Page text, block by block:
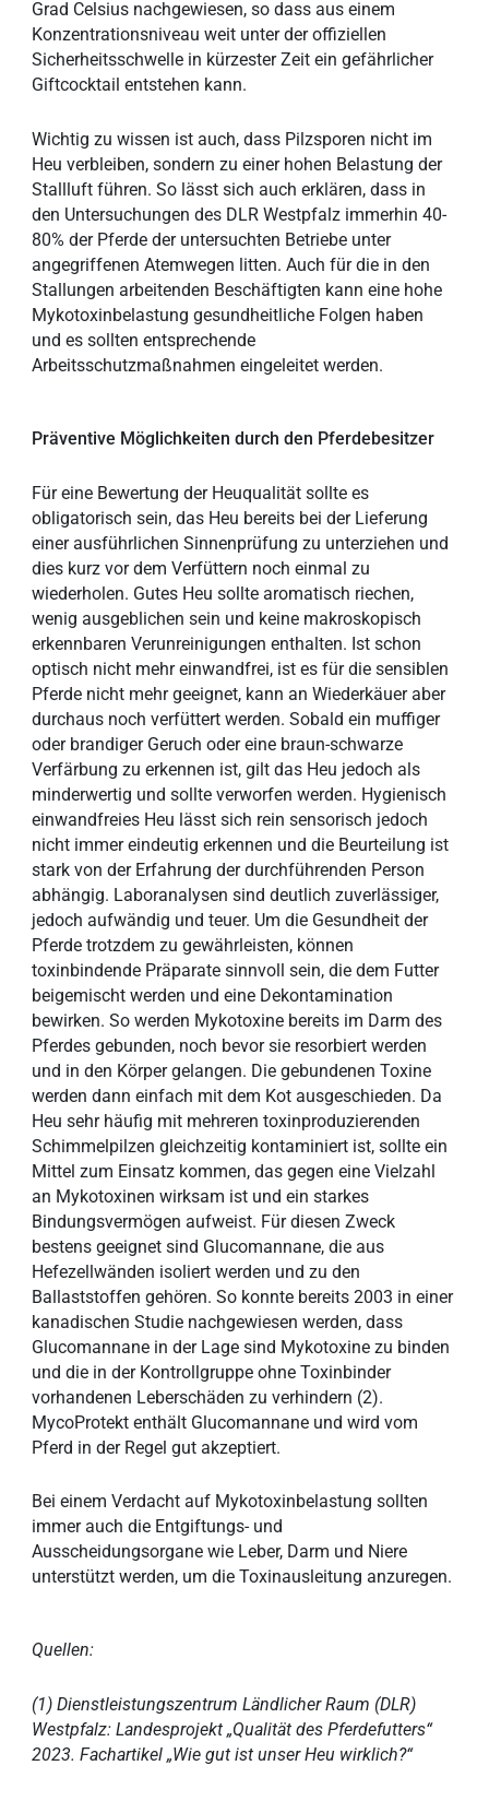
Grad Celsius nachgewiesen, so dass aus einem
Konzentrationsniveau weit unter der offiziellen
Sicherheitsschwelle in kürzester Zeit ein gefährlicher
Giftcocktail entstehen kann.
Wichtig zu wissen ist auch, dass Pilzsporen nicht im
Heu verbleiben, sondern zu einer hohen Belastung der
Stallluft führen. So lässt sich auch erklären, dass in
den Untersuchungen des DLR Westpfalz immerhin 40-
80% der Pferde der untersuchten Betriebe unter
angegriffenen Atemwegen litten. Auch für die in den
Stallungen arbeitenden Beschäftigten kann eine hohe
Mykotoxinbelastung gesundheitliche Folgen haben
und es sollten entsprechende
Arbeitsschutzmaßnahmen eingeleitet werden.
Präventive Möglichkeiten durch den Pferdebesitzer
Für eine Bewertung der Heuqualität sollte es
obligatorisch sein, das Heu bereits bei der Lieferung
einer ausführlichen Sinnenprüfung zu unterziehen und
dies kurz vor dem Verfüttern noch einmal zu
wiederholen. Gutes Heu sollte aromatisch riechen,
wenig ausgeblichen sein und keine makroskopisch
erkennbaren Verunreinigungen enthalten. Ist schon
optisch nicht mehr einwandfrei, ist es für die sensiblen
Pferde nicht mehr geeignet, kann an Wiederkäuer aber
durchaus noch verfüttert werden. Sobald ein muffiger
oder brandiger Geruch oder eine braun-schwarze
Verfärbung zu erkennen ist, gilt das Heu jedoch als
minderwertig und sollte verworfen werden. Hygienisch
einwandfreies Heu lässt sich rein sensorisch jedoch
nicht immer eindeutig erkennen und die Beurteilung ist
stark von der Erfahrung der durchführenden Person
abhängig. Laboranalysen sind deutlich zuverlässiger,
jedoch aufwändig und teuer. Um die Gesundheit der
Pferde trotzdem zu gewährleisten, können
toxinbindende Präparate sinnvoll sein, die dem Futter
beigemischt werden und eine Dekontamination
bewirken. So werden Mykotoxine bereits im Darm des
Pferdes gebunden, noch bevor sie resorbiert werden
und in den Körper gelangen. Die gebundenen Toxine
werden dann einfach mit dem Kot ausgeschieden. Da
Heu sehr häufig mit mehreren toxinproduzierenden
Schimmelpilzen gleichzeitig kontaminiert ist, sollte ein
Mittel zum Einsatz kommen, das gegen eine Vielzahl
an Mykotoxinen wirksam ist und ein starkes
Bindungsvermögen aufweist. Für diesen Zweck
bestens geeignet sind Glucomannane, die aus
Hefezellwänden isoliert werden und zu den
Ballaststoffen gehören. So konnte bereits 2003 in einer
kanadischen Studie nachgewiesen werden, dass
Glucomannane in der Lage sind Mykotoxine zu binden
und die in der Kontrollgruppe ohne Toxinbinder
vorhandenen Leberschäden zu verhindern (2).
MycoProtekt enthält Glucomannane und wird vom
Pferd in der Regel gut akzeptiert.
Bei einem Verdacht auf Mykotoxinbelastung sollten
immer auch die Entgiftungs- und
Ausscheidungsorgane wie Leber, Darm und Niere
unterstützt werden, um die Toxinausleitung anzuregen.
Quellen:
(1) Dienstleistungszentrum Ländlicher Raum (DLR)
Westpfalz: Landesprojekt „Qualität des Pferdefutters“
2023. Fachartikel „Wie gut ist unser Heu wirklich?“